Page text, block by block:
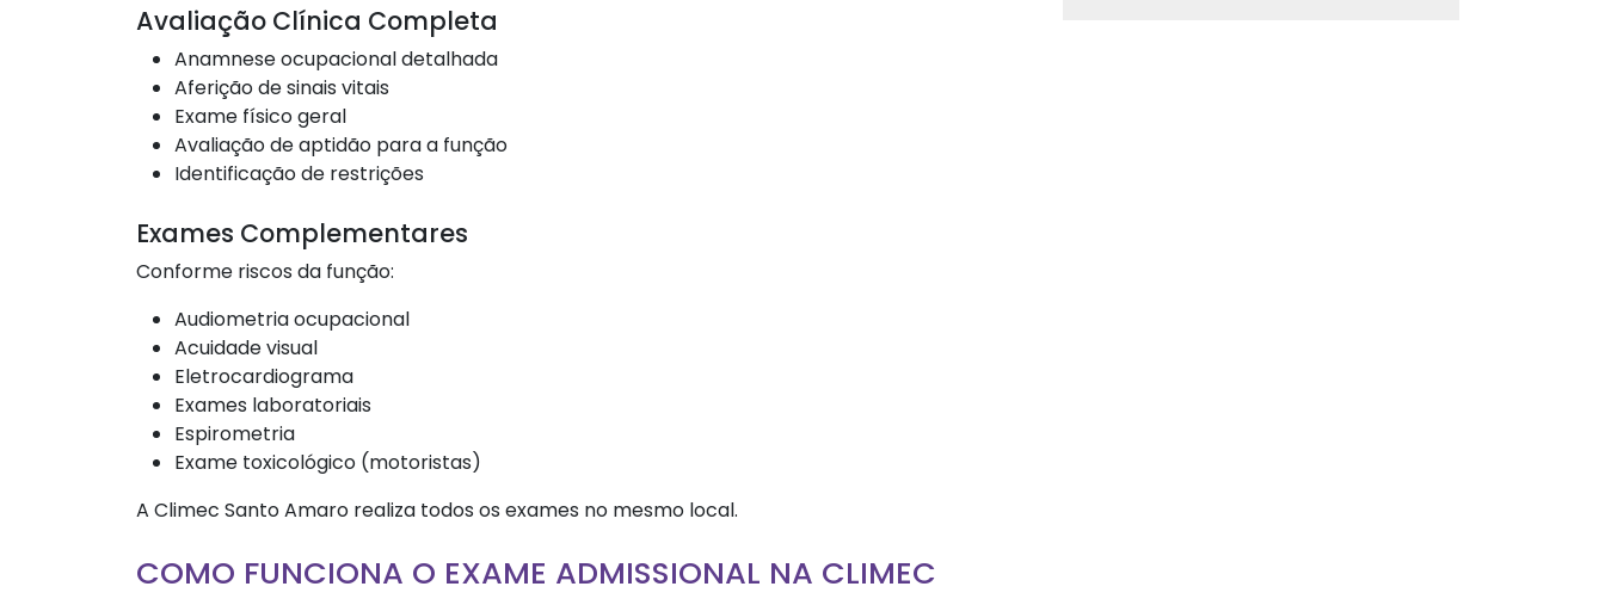
Avaliação Clínica Completa
Anamnese ocupacional detalhada
Aferição de sinais vitais
Exame físico geral
Avaliação de aptidão para a função
Identificação de restrições
Exames Complementares
Conforme riscos da função:
Audiometria ocupacional
Acuidade visual
Eletrocardiograma
Exames laboratoriais
Espirometria
Exame toxicológico (motoristas)
A Climec Santo Amaro realiza todos os exames no mesmo local.
COMO FUNCIONA O EXAME ADMISSIONAL NA CLIMEC